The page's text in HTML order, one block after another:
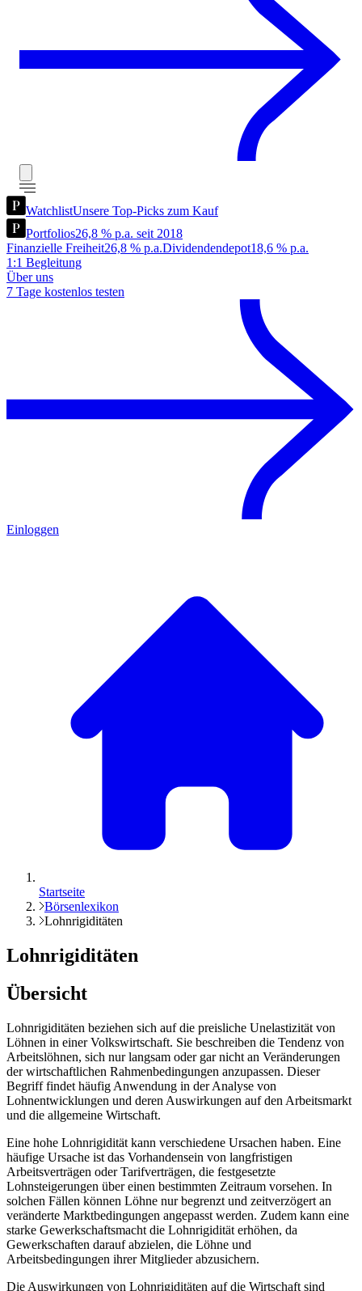
WatchlistUnsere Top-Picks zum Kauf
Portfolios26,8 % p.a. seit 2018
Finanzielle Freiheit26,8 % p.a.Dividendendepot18,6 % p.a.
1:1 Begleitung
Über uns
7 Tage kostenlos testen
Einloggen
Startseite
Börsenlexikon
Lohnrigiditäten
Lohnrigiditäten
Übersicht
Lohnrigiditäten beziehen sich auf die preisliche Unelastizität von
Löhnen in einer Volkswirtschaft. Sie beschreiben die Tendenz von
Arbeitslöhnen, sich nur langsam oder gar nicht an Veränderungen
der wirtschaftlichen Rahmenbedingungen anzupassen. Dieser
Begriff findet häufig Anwendung in der Analyse von
Lohnentwicklungen und deren Auswirkungen auf den Arbeitsmarkt
und die allgemeine Wirtschaft.
Eine hohe Lohnrigidität kann verschiedene Ursachen haben. Eine
häufige Ursache ist das Vorhandensein von langfristigen
Arbeitsverträgen oder Tarifverträgen, die festgesetzte
Lohnsteigerungen über einen bestimmten Zeitraum vorsehen. In
solchen Fällen können Löhne nur begrenzt und zeitverzögert an
veränderte Marktbedingungen angepasst werden. Zudem kann eine
starke Gewerkschaftsmacht die Lohnrigidität erhöhen, da
Gewerkschaften darauf abzielen, die Löhne und
Arbeitsbedingungen ihrer Mitglieder abzusichern.
Die Auswirkungen von Lohnrigiditäten auf die Wirtschaft sind